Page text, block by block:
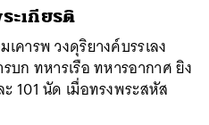
ะเกียรติ
คารพ วงดุริยางค์บรรเลง
บก ทหารเรือ ทหารอากาศ ยิง
101 นัด เมื่อทรงพระสหัส